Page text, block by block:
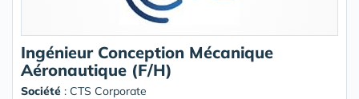
Ingénieur Conception Mécanique
Aéronautique (F/H)
Société : CTS Corporate